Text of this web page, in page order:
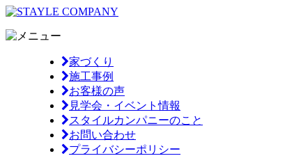
家づくり
施工事例
お客様の声
見学会・イベント情報
スタイルカンパニーのこと
お問い合わせ
プライバシーポリシー